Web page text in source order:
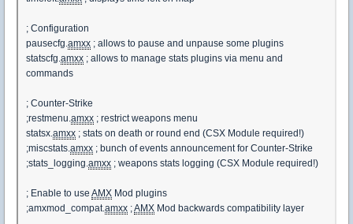
; Configuration
pausecfg. amxx ; allows to pause and unpause some plugins
statscfg. amxx ; allows to manage stats plugins via menu and
commands
; Counter-Strike
;restmenu. amxx ; restrict weapons menu
statsx. amxx ; stats on death or round end (CSX Module required!)
;miscstats. amxx ; bunch of events announcement for Counter-Strike
;stats_logging. amxx ; weapons stats logging (CSX Module required!)
; Enable to use AMX Mod plugins
;amxmod_compat.amxx ;AMX Mod backwards compatibility layer